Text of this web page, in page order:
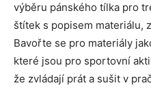
výběru pánského tílka pro
štítek s popisem materiálu,
Bavořte se pro materiály
které jsou pro sportovní
že zvládají prát a sušit v